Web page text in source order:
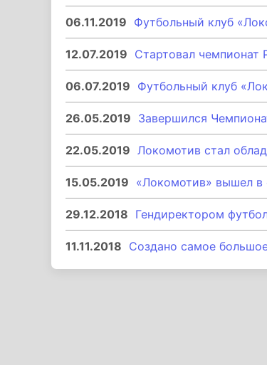
06.11.2019 Футбольный клуб
12.07.2019 Стартовал чемпионат
06.07.2019 Футбольный клуб
26.05.2019 Завершился
22.05.2019 Локомотив стал
15.05.2019 «Локомотив» вышел в
29.12.2018 Гендиректором
11.11.2018 Создано самое